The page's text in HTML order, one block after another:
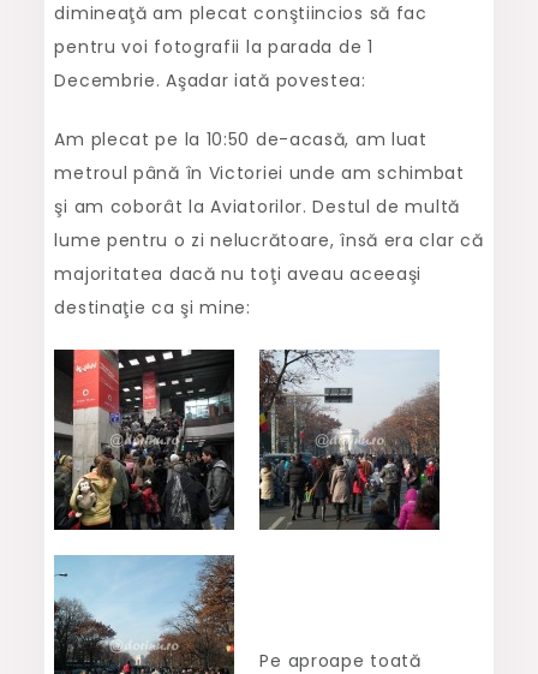
Decembrie
dimineaţă am plecat conştiincios să fac
pentru voi fotografii la parada de 1
Decembrie. Aşadar iată povestea:
Am plecat pe la 10:50 de-acasă, am luat
metroul până în Victoriei unde am schimbat
şi am coborât la Aviatorilor. Destul de multă
lume pentru o zi nelucrătoare, însă era clar că
majoritatea dacă nu toţi aveau aceeaşi
destinaţie ca şi mine:
Pe aproape toată